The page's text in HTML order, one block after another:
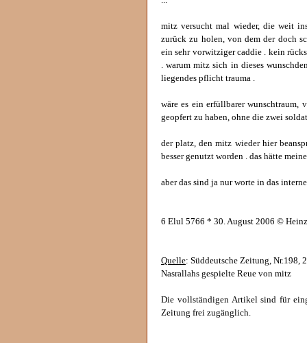
mitz versucht mal wieder, die weit
zurück zu holen, von dem der doch
ein sehr vorwitziger caddie . kein
. warum mitz sich in dieses
liegendes pflicht trauma .
wäre es ein erfüllbarer wunschtraum,
geopfert zu haben, ohne die zwei
der platz, den mitz wieder hier
besser genutzt worden . das hätte
aber das sind ja nur worte in das
6 Elul 5766 * 30. August 2006 ©
Quelle: Süddeutsche Zeitung, Nr.198,
Nasrallahs gespielte Reue von mitz
Die vollständigen Artikel sind für
Zeitung frei zugänglich.